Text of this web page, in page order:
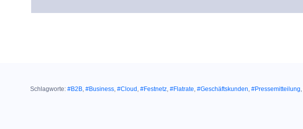
Schlagworte: #B2B, #Business, #Cloud , #Festnetz, #Flatrate, #Geschäftskunden, #Pressemitteilung,